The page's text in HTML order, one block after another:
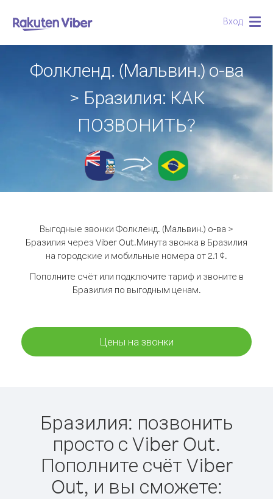
Вход
Фолкленд. (Мальвин.) о-ва
> Бразилия: КАК
ПОЗВОНИТЬ?
Выгодные звонки Фолкленд. (Мальвин.) о-ва >
Бразилия через Viber Out.Минута звонка в Бразилия
на городские и мобильные номера от 2.1 ¢.
Пополните счёт или подключите тариф и звоните в
Бразилия по выгодным ценам.
Цены на звонки
Бразилия: позвонить
просто с Viber Out.
Пополните счёт Viber
Out, и вы сможете: